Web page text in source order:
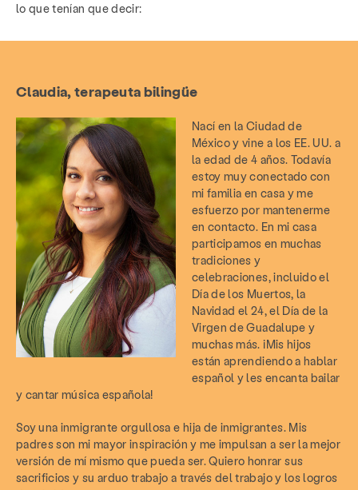
lo que tenían que decir:
Claudia, terapeuta bilingüe
Nací en la Ciudad de
México y vine a los EE. UU. a
la edad de 4 años. Todavía
estoy muy conectado con
mi familia en casa y me
esfuerzo por mantenerme
en contacto. En mi casa
participamos en muchas
tradiciones y
celebraciones, incluido el
Día de los Muertos, la
Navidad el 24, el Día de la
Virgen de Guadalupe y
muchas más. ¡Mis hijos
están aprendiendo a hablar
español y les encanta bailar
y cantar música española!
Soy una inmigrante orgullosa e hija de inmigrantes. Mis
padres son mi mayor inspiración y me impulsan a ser la mejor
versión de mí mismo que pueda ser. Quiero honrar sus
sacrificios y su arduo trabajo a través del trabajo y los logros